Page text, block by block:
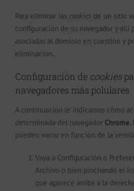
Para eliminar las cookies de un sitio
configuración de su navegador y allí
asociadas al dominio en cuestión y
eliminación.
Configuración de cookies
navegadores más polulares
A continuación le indicamos cómo
determinada del navegador Chrome.
pueden variar en función de la
Vaya a Configuración o
Archivo o bien pinchando el
que aparece arriba a la